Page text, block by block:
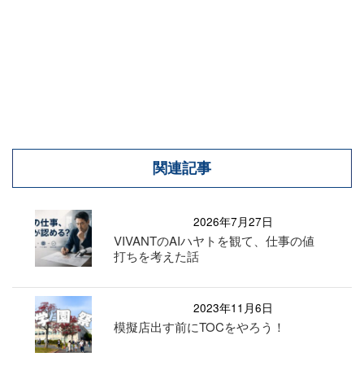
関連記事
2026年7月27日
VIVANTのAIハヤトを観て、仕事の値
打ちを考えた話
2023年11月6日
模擬店出す前にTOCをやろう！